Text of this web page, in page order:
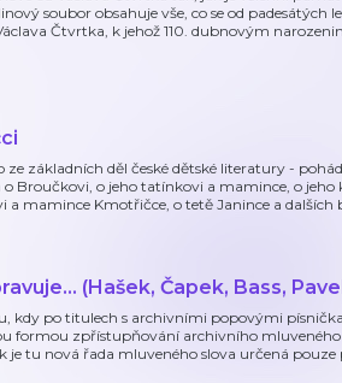
soubor obsahuje vše, co se od padesátých
Čtvrtka, k jehož 110. dubnovým
ze základních děl české dětské literatury -
Broučkovi, o jeho tatínkovi a mamince, o jeho
mamince Kmotřičce, o tetě Janince a dalších
(Hašek, Čapek, Bass,
kdy po titulech s archivními popovými
formou zpřístupňování archivního
je tu nová řada mluveného slova určená pouze